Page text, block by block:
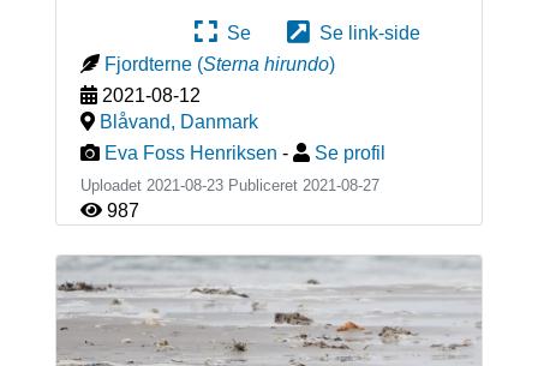
Se
Se link-side
Fjordterne (Sterna hirundo)
2021-08-12
Blåvand, Danmark
Eva Foss Henriksen - Se profil
Uploadet 2021-08-23 Publiceret 2021-08-27
987